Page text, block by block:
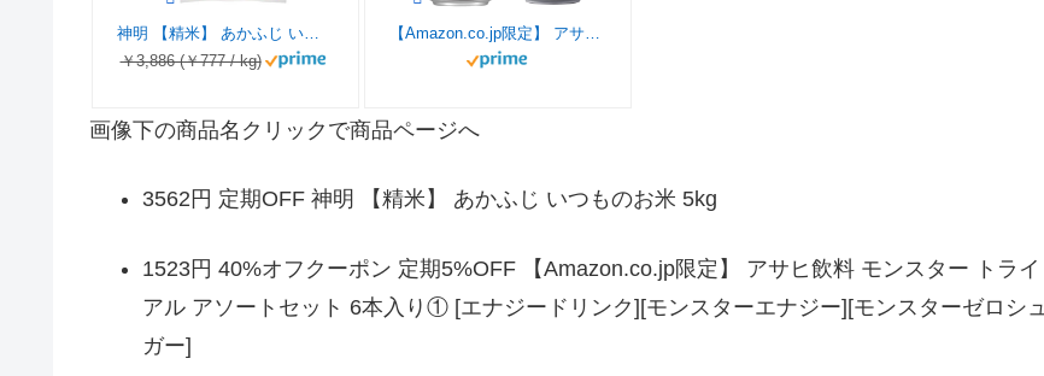
神明 【精米】 あかふじ いつものお米 5kg
￥3,886 (￥777 / kg)
【Amazon.co.jp限定】 アサヒ飲料 モンスター トライアル アソートセット 6本入り① [エナジードリンク][モンスターエナジー][モンスターゼロシュガー]
画像下の商品名クリックで商品ページへ
3562円 定期OFF 神明 【精米】 あかふじ いつものお米 5kg
1523円 40%オフクーポン 定期5%OFF 【Amazon.co.jp限定】 アサヒ飲料 モンスター トライ
アル アソートセット 6本入り① [エナジードリンク][モンスターエナジー][モンスターゼロシュ
ガー]